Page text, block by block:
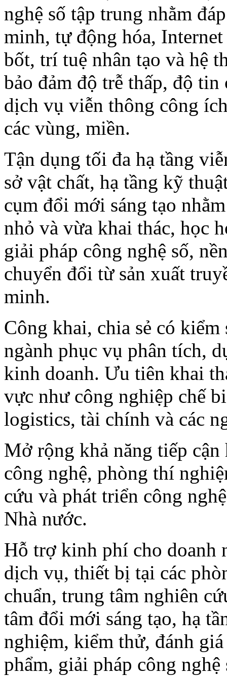
nghệ số tập trung nhằm
minh, tự động hóa,
bốt, trí tuệ nhân tạo và hệ
bảo đảm độ trễ thấp, độ
dịch vụ viễn thông công
các vùng, miền.
Tận dụng tối đa hạ tầng
sở vật chất, hạ tầng kỹ
cụm đổi mới sáng tạo
nhỏ và vừa khai thác, học
giải pháp công nghệ số,
chuyển đổi từ sản xuất
minh.
Công khai, chia sẻ có
ngành phục vụ phân tích,
kinh doanh. Ưu tiên khai
vực như công nghiệp chế
logistics, tài chính và các
Mở rộng khả năng tiếp
công nghệ, phòng thí
cứu và phát triển công
Nhà nước.
Hỗ trợ kinh phí cho doanh
dịch vụ, thiết bị tại các
chuẩn, trung tâm nghiên
tâm đổi mới sáng tạo, hạ
nghiệm, kiểm thử, đánh
phẩm, giải pháp công